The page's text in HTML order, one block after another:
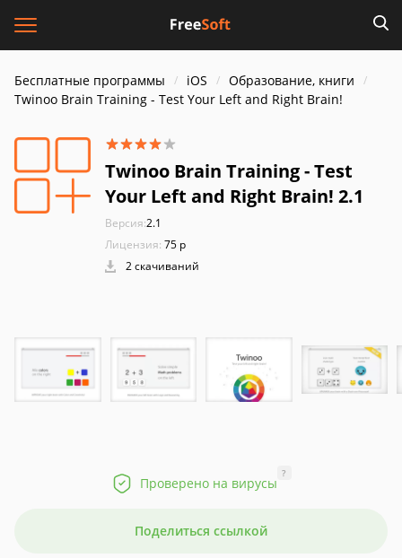
Бесплатные программы iOS
Образование, книги
Twinoo Brain Training - Test Your Left and Right Brain!
Twinoo Brain Training - Test
Your Left and Right Brain! 2.1
Версия:2.1
Лицензия: 75 р
2 скачиваний
Проверено на вирусы
?
Поделиться ссылкой